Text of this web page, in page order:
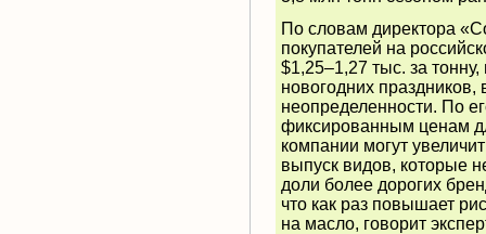
По словам директора
покупателей на
$1,25–1,27 тыс. за
новогодних
неопределенности. По
фиксированным ценам
компании могут
выпуск видов, которые
доли более дорогих
что как раз повышает
на масло, говорит